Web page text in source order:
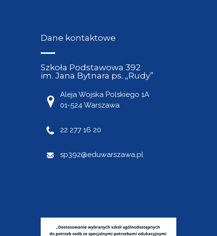
Dane kontaktowe
Szkoła Podstawowa 392
im. Jana Bytnara ps. „Rudy”
Aleja Wojska Polskiego 1A
01-524 Warszawa
22 277 16 20
sp392@eduwarszawa.pl